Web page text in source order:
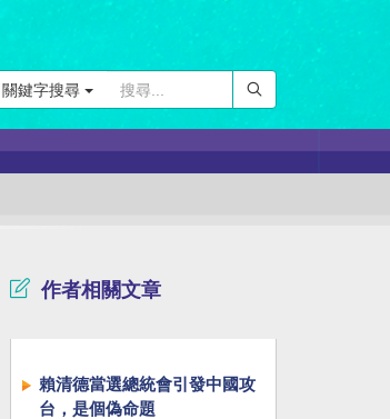
關鍵字搜尋
作者相關文章
賴清德當選總統會引發中國攻
台，是個偽命題